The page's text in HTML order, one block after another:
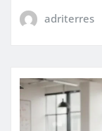
adriterres